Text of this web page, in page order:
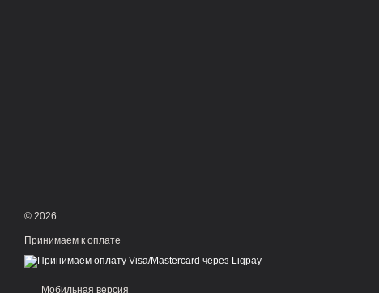
© 2026
Принимаем к оплате
Мобильная версия